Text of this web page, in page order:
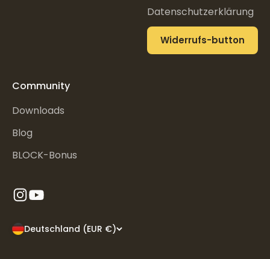
Datenschutzerklärung
Widerrufs-button
Community
Downloads
Blog
BLOCK-Bonus
Deutschland (EUR €)